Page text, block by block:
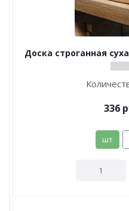
Доска строганная
336
шт